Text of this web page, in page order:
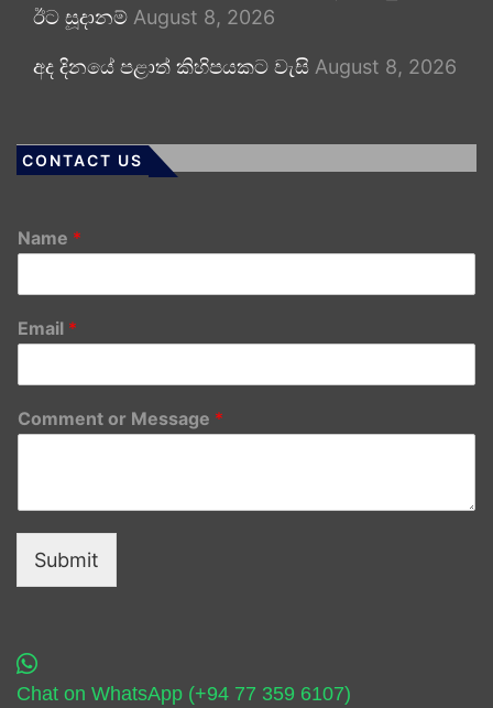
ඊට සූදානම් August 8, 2026
අද දිනයේ පළාත් කිහිපයකට වැසි August 8, 2026
CONTACT US
Name *
Email *
Comment or Message *
Submit
Chat on WhatsApp (+94 77 359 6107)